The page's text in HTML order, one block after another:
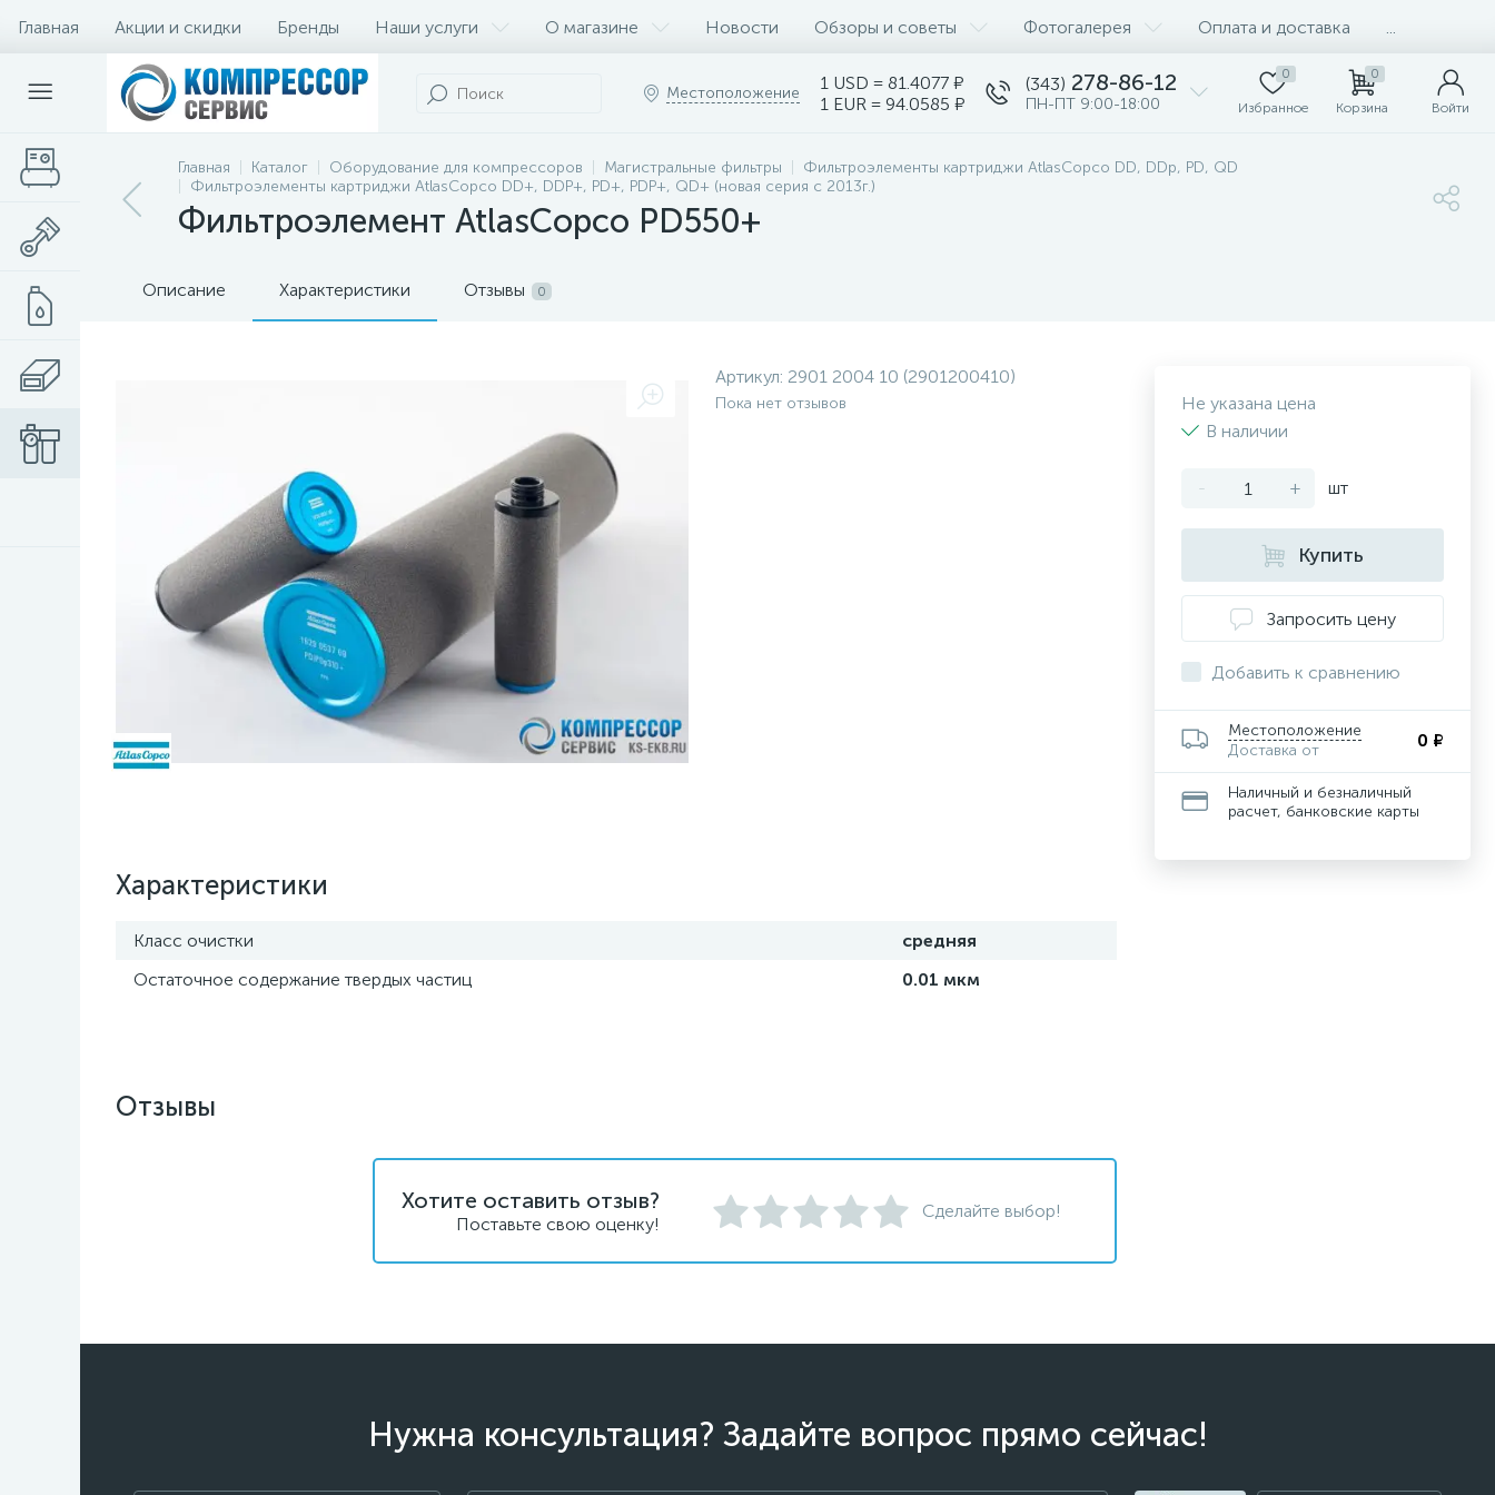
Главная Акции и скидки Бренды Наши услуги О магазине Новости Обзоры и советы Фотогалерея Оплата и доставка
Местоположение
1 USD = 81.4077 ₽
1 EUR = 94.0585 ₽
(343) 278-86-12
ПН-ПТ 9:00-18:00
0
Избранное
0
Корзина Войти
Главная Каталог Оборудование для компрессоров Магистральные фильтры
Фильтроэлементы картриджи AtlasCopco DD, DDp, PD, QD
Фильтроэлементы картриджи AtlasCopco DD+, DDP+, PD+, PDP+, QD+ (новая серия с 2013г.)
Фильтроэлемент AtlasCopco PD550+
Описание Характеристики Отзывы 0
Артикул: 2901 2004 10 (2901200410)
Пока нет отзывов
Характеристики
Класс очистки
средняя
Остаточное содержание твердых частиц
0.01 мкм
Не указана цена
В наличии
- + шт
Купить
Запросить цену
Добавить к сравнению
Местоположение
Доставка от
0 ₽
Наличный и безналичный
расчет, банковские карты
Отзывы
Хотите оставить отзыв?
Поставьте свою оценку!
Сделайте выбор!
Нужна консультация? Задайте вопрос прямо сейчас!